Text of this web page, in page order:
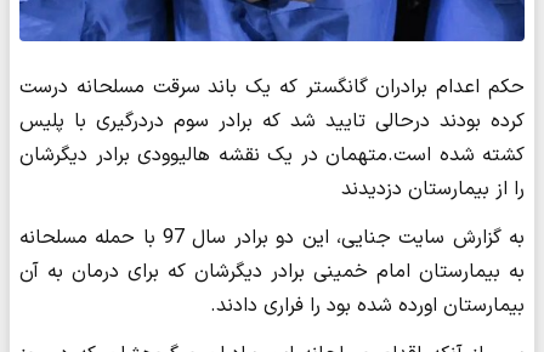
حکم اعدام برادران گانگستر که یک باند سرقت مسلحانه درست
کرده بودند درحالی تایید شد که برادر سوم دردرگیری با پلیس
کشته شده است.متهمان در یک نقشه هالیوودی برادر دیگرشان
را از بیمارستان دزدیدند
به گزارش سایت جنایی، این دو برادر سال 97 با حمله مسلحانه
به بیمارستان امام خمینی برادر دیگرشان که برای درمان به آن
بیمارستان اورده شده بود را فراری دادند.